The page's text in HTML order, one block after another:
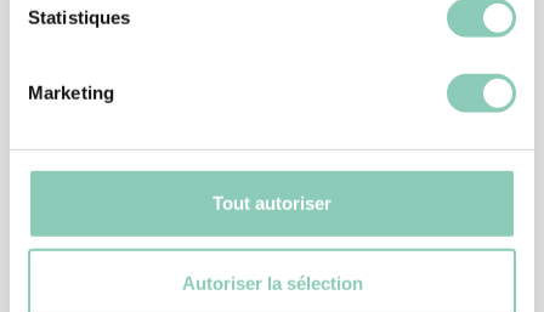
Statistiques
Marketing
Tout autoriser
Autoriser la sélection
CHAUSSURE JARDIN
39,90 €